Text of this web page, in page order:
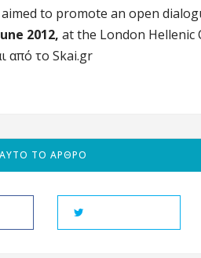
to promote an open
2012, at the London Hellenic
από το Skai.gr
ΑΥΤΌ ΤΟ ΆΡΘΡΟ